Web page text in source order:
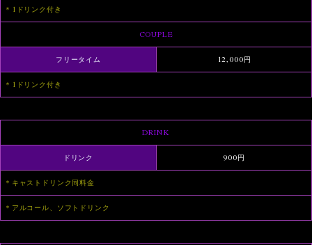
＊1ドリンク付き
COUPLE
フリータイム 12,000円
＊1ドリンク付き
DRINK
ドリンク 900円
＊キャストドリンク同料金
＊アルコール、ソフトドリンク